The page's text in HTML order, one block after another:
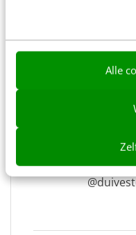
Alle
auteur
is de
The